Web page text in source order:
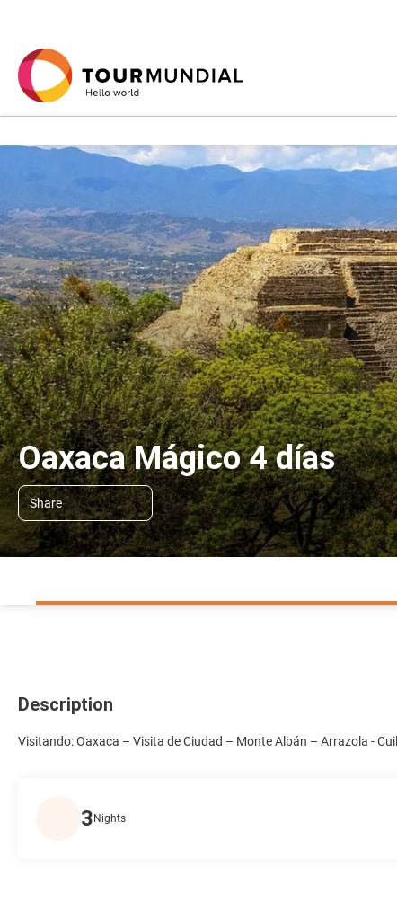
Oaxaca Mágico 4 días
Share
Description
Visitando: Oaxaca – Visita de Ciudad – Monte Albán – Arrazola -
3 Nights